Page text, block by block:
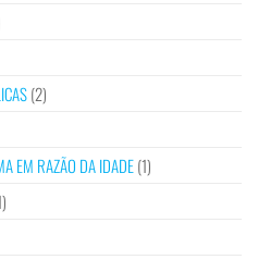
(2)
EM RAZÃO DA IDADE(1)